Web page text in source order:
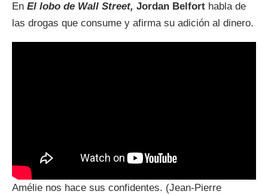
En El lobo de Wall Street, Jordan Belfort habla de
las drogas que consume y afirma su adición al dinero.
Amélie nos hace sus confidentes. (Jean-Pierre